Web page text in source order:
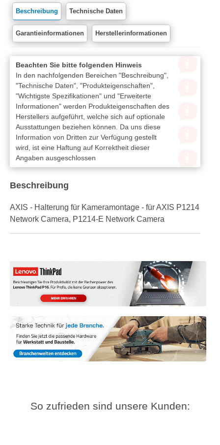
Beschreibung Technische Daten
Garantieinformationen Herstellerinformationen
Beachten Sie bitte folgenden Hinweis
In den nachfolgenden Bereichen "Beschreibung",
"Technische Daten", "Produkteigenschaften",
"Wichtigste Spezifikationen" und "Erweiterte
Informationen" werden Produkteigenschaften des
Herstellers aufgeführt, welche sich auf optionale
Ausstattungen beziehen können. Da uns diese
Information von Dritten zur Verfügung gestellt
wird, ist eine Haftung auf Korrektheit dieser
Angaben ausgeschlossen
Beschreibung
AXIS - Halterung für Kameramontage - für AXIS P1214
Network Camera, P1214-E Network Camera
So zufrieden sind unsere Kunden: